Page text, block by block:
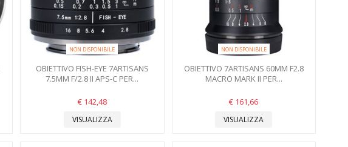
NON DISPONIBILE
OBIETTIVO FISH-EYE 7ARTISANS
7.5MM F/2.8 II APS-C PER...
€ 142,48
VISUALIZZA
NON DISPONIBILE
OBIETTIVO 7ARTISANS 60MM F2.8
MACRO MARK II PER...
€ 161,66
VISUALIZZA